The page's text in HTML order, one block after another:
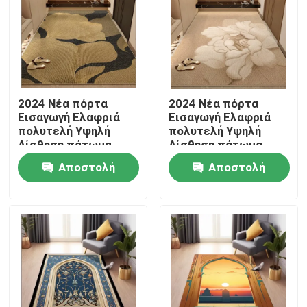
ΠΕΡΙΠΟΥ ΗΠΑ
Γύρος εργοστασίων
Ποιοτικός έλεγχος
Ζητήστε ένα απόσπασμα
Κουβέρτα ταπήτων πατωμάτων
Τάπητες πατωμάτων κρεβατοκάμαρων
Τάπητες πατωμάτων καθιστικών
2024 Νέα πόρτα
Εισαγωγή Ελαφριά
πολυτελή Υψηλή
Αίσθηση πάτωμα
χαλί χαλί
Αποστολή
2024 Νέα πόρτα
Εισαγωγή Ελαφριά
πολυτελή Υψηλή
Αίσθηση πάτωμα
χαλί χαλί
Αποστολή